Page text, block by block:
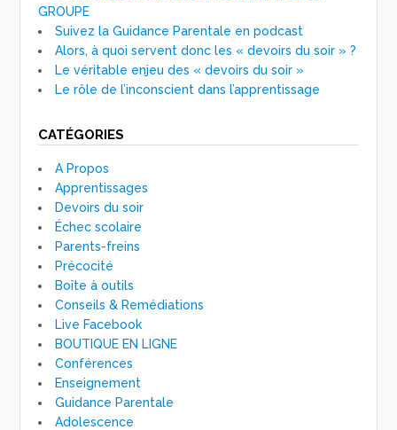
GROUPE
Suivez la Guidance Parentale en podcast
Alors, à quoi servent donc les « devoirs du soir » ?
Le véritable enjeu des « devoirs du soir »
Le rôle de l’inconscient dans l’apprentissage
CATÉGORIES
A Propos
Apprentissages
Devoirs du soir
Échec scolaire
Parents-freins
Précocité
Boîte à outils
Conseils & Remédiations
Live Facebook
BOUTIQUE EN LIGNE
Conférences
Enseignement
Guidance Parentale
Adolescence